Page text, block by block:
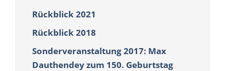
Rückblick 2021
Rückblick 2018
Sonderveranstaltung 2017: Max
Dauthendey zum 150. Geburtstag